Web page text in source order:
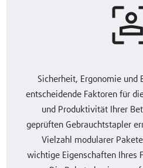
Sicherheit, Ergonomie und
entscheidende Faktoren für
und Produktivität Ihrer
geprüften Gebrauchtstapler
Vielzahl modularer
wichtige Eigenschaften Ihres